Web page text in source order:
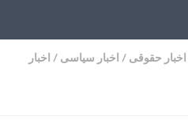
اخبار حقوقی / اخبار سیاسی / اخبار